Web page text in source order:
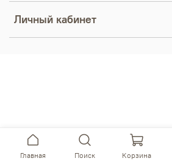
Личный кабинет
Главная Поиск Корзина